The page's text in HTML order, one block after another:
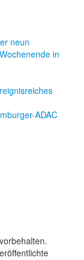
neun
in
ADAC